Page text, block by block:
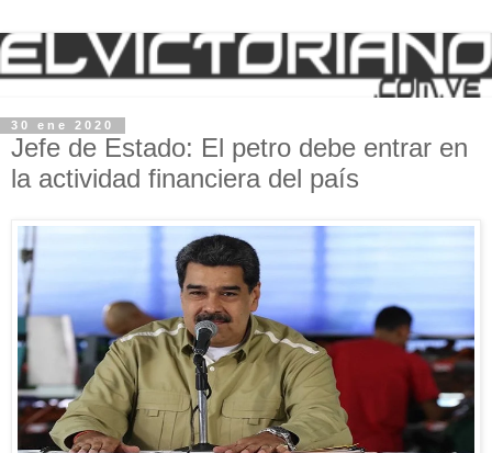
30 ene 2020
Jefe de Estado: El petro debe entrar en
la actividad financiera del país